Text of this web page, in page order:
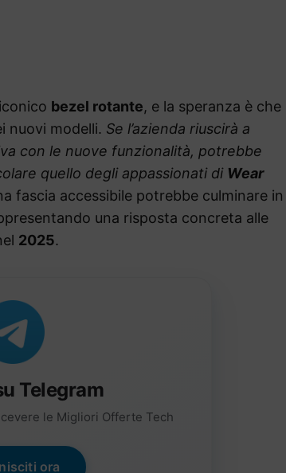
bezel rotante, e la speranza è che
nuovi modelli. Se l’azienda riuscirà a
con le nuove funzionalità, potrebbe
quello degli appassionati di Wear
fascia accessibile potrebbe culminare in
una risposta concreta alle
2025.
Telegram
le Migliori Offerte Tech
ora